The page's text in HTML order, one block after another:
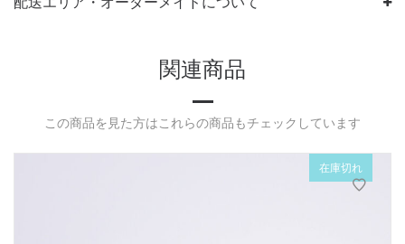
関連商品
この商品を見た方はこれらの商品もチェックしています
在庫切れ